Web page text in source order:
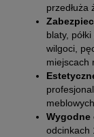
przedłuża
blaty,
wilgoci,
miejscach
Wygodne
odcinkach